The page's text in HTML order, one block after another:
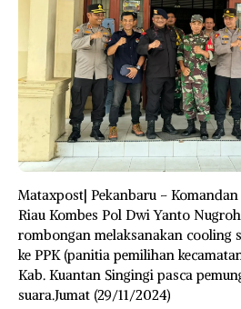
Mataxpost| Pekanbaru –
Riau Kombes Pol Dwi Yanto
rombongan melaksanakan cooling
ke PPK (panitia pemilihan
Kab. Kuantan Singingi pasca
suara.Jumat (29/11/2024)